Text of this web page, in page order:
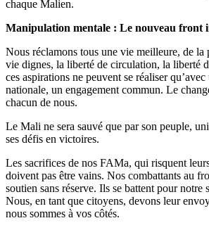
chaque Malien.
Manipulation mentale : Le nouveau front
Nous réclamons tous une vie meilleure, de la
vie dignes, la liberté de circulation, la liberté
ces aspirations ne peuvent se réaliser
nationale, un engagement commun. Le
chacun de nous.
Le Mali ne sera sauvé que par son peuple,
ses défis en victoires.
Les sacrifices de nos FAMa, qui risquent
doivent pas être vains. Nos combattants au
soutien sans réserve. Ils se battent pour notre
Nous, en tant que citoyens, devons leur
nous sommes à vos côtés.